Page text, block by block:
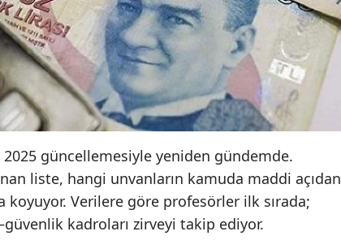
güncellemesiyle yeniden gündemde.
liste, hangi unvanların kamuda maddi açıdan
koyuyor. Verilere göre profesörler ilk sırada;
kadroları zirveyi takip ediyor.